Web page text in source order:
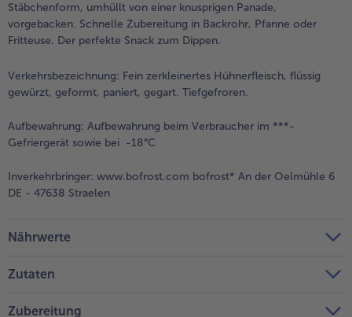
Stäbchenform, umhüllt von einer knusprigen Panade,
vorgebacken. Schnelle Zubereitung in Backrohr, Pfanne oder
Fritteuse. Der perfekte Snack zum Dippen.
Verkehrsbezeichnung: Fein zerkleinertes Hühnerfleisch, flüssig
gewürzt, geformt, paniert, gegart. Tiefgefroren.
Aufbewahrung: Aufbewahrung beim Verbraucher im ***-
Gefriergerät sowie bei -18°C
Inverkehrbringer: www.bofrost.com bofrost* An der Oelmühle 6
DE - 47638 Straelen
Nährwerte
Zutaten
Zubereitung